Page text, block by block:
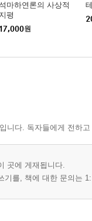
석마하연론의 사상적
지평
17,000원
니다. 독자들에게 전하
곳에 게재됩니다.
기를, 책에 대한 문의는